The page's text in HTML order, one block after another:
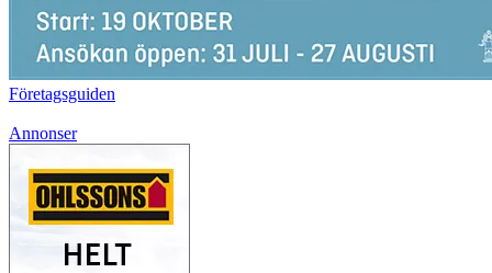
Företagsguiden
Annonser